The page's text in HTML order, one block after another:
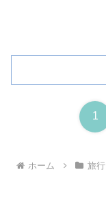
1
ホーム 旅行